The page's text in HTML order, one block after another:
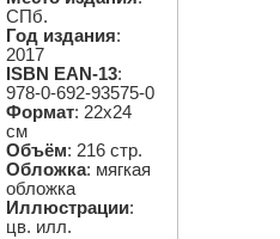
СПб.
Год издания:
2017
ISBN EAN-13:
978-0-692-93575-0
Формат: 22х24
см
Объём: 216 стр.
Обложка: мягкая
обложка
Иллюстрации:
цв. илл.